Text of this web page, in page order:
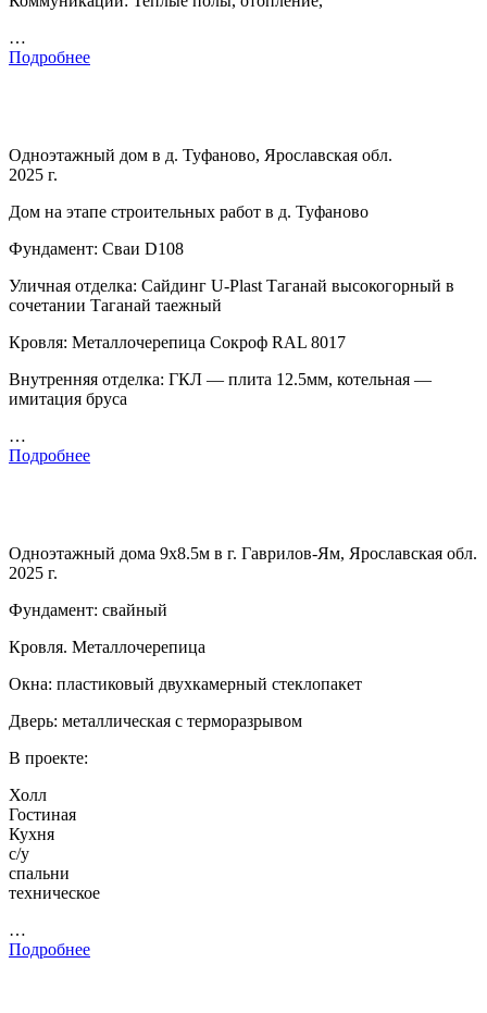
…
Подробнее
Одноэтажный дом в д. Туфаново, Ярославская обл.
2025 г.
Дом на этапе строительных работ в д. Туфаново
Фундамент: Сваи D108
Уличная отделка: Сайдинг U-Plast Таганай высокогорный в
сочетании Таганай таежный
Кровля: Металлочерепица Сокроф RAL 8017
Внутренняя отделка: ГКЛ — плита 12.5мм, котельная —
имитация бруса
…
Подробнее
Одноэтажный дома 9х8.5м в г. Гаврилов-Ям, Ярославская обл.
2025 г.
Фундамент: свайный
Кровля. Металлочерепица
Окна: пластиковый двухкамерный стеклопакет
Дверь: металлическая с терморазрывом
В проекте:
Холл
Гостиная
Кухня
с/у
спальни
техническое
…
Подробнее